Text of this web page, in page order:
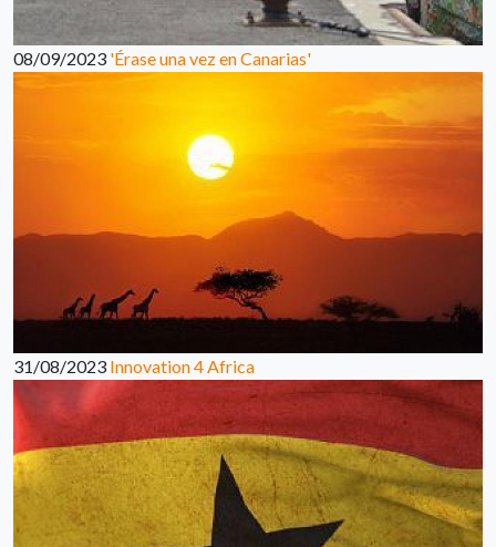
08/09/2023 'Érase una vez en Canarias'
31/08/2023 Innovation 4 Africa